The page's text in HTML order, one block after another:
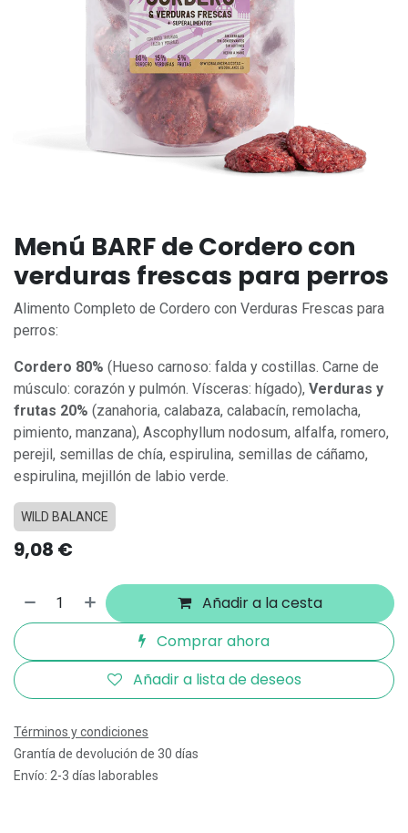
Menú BARF de Cordero con
verduras frescas para perros
Alimento Completo de Cordero con Verduras Frescas para
perros:
Cordero 80% (Hueso carnoso: falda y costillas. Carne de
músculo: corazón y pulmón. Vísceras: hígado), Verduras y
frutas 20% (zanahoria, calabaza, calabacín, remolacha,
pimiento, manzana), Ascophyllum nodosum, alfalfa, romero,
perejil, semillas de chía, espirulina, semillas de cáñamo,
espirulina, mejillón de labio verde.
WILD BALANCE
9,08 €
Añadir a la cesta
Comprar ahora
Añadir a lista de deseos
Términos y condiciones
Grantía de devolución de 30 días
Envío: 2-3 días laborables